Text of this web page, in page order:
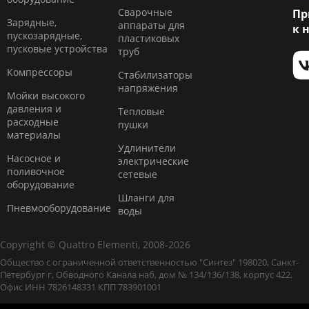
Зарядные,
пускозарядные,
пусковые устройства
Компресcоры
Мойки высокого
давления и
расходные
материалы
Насосное и
поливочное
оборудование
Пневмооборудование
Сварочные
аппараты для
пластиковых
труб
Стабилизаторы
напряжения
Тепловые
пушки
Удлинители
электрические
сетевые
Шланги для
воды
к
Copyright © Quattro Elementi, 2008-2026
Общество с ограниченной ответственностью "Синтез" 198020, Санкт-
Петербург г, Обводного Канала наб, дом № 134/136/138, корпус 422,
Офис ИНН 7826148331 КПП 783901001